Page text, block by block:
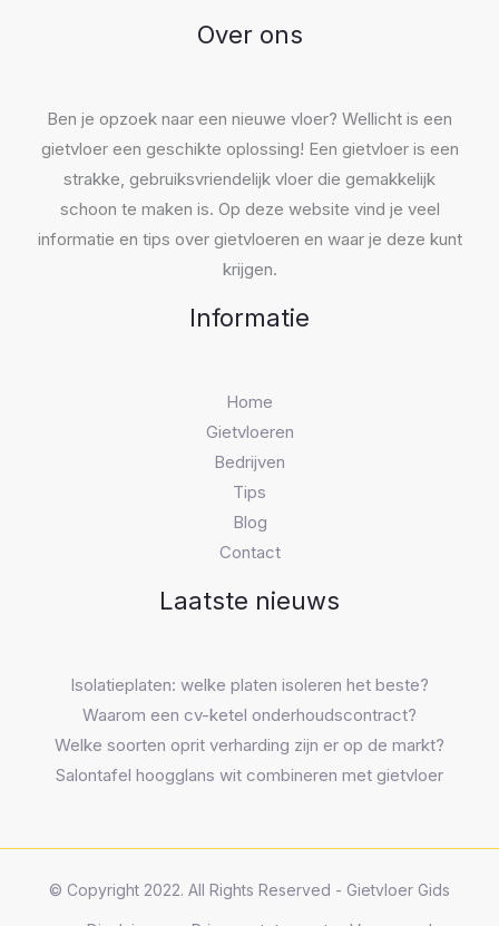
Over ons
Ben je opzoek naar een nieuwe vloer? Wellicht is een
gietvloer een geschikte oplossing! Een gietvloer is een
strakke, gebruiksvriendelijk vloer die gemakkelijk
schoon te maken is. Op deze website vind je veel
informatie en tips over gietvloeren en waar je deze kunt
krijgen.
Informatie
Home
Gietvloeren
Bedrijven
Tips
Blog
Contact
Laatste nieuws
Isolatieplaten: welke platen isoleren het beste?
Waarom een cv-ketel onderhoudscontract?
Welke soorten oprit verharding zijn er op de markt?
Salontafel hoogglans wit combineren met gietvloer
© Copyright 2022. All Rights Reserved - Gietvloer Gids